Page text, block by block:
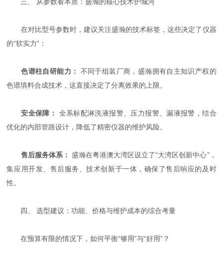
在对比型号参数时，建议关注盛瀚的技术标签，这些决定了仪器
的“软实力”：
色谱柱自研能力：
​ 不同于组装厂商，盛瀚拥有自主知识产权的
色谱填料合成技术，这直接决定了分离效果的上限。
安全保障：
​ 全系标配淋洗液报警、压力报警、漏液报警，结合
优化的内部管路设计，降低了精密仪器的维护风险。
售后服务体系： ​ 盛瀚在粤港澳大湾区设立了“大湾区创新中心”，
集应用开发、售后服务、技术创新于一体，确保了售后响应的及时
性。
四、 选型建议：功能、价格与维护成本的综合考量
在预算有限的情况下，如何平衡“够用”与“好用”？